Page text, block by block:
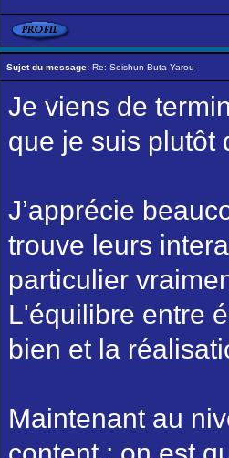
Sujet du message: Re: Seishun Buta Yarou
Je viens de
que je suis plutôt
J’apprécie
trouve leurs
particulier
L'équilibre entre
bien et la
Maintenant au